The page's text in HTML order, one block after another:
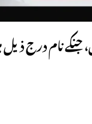
نام درج ذیل